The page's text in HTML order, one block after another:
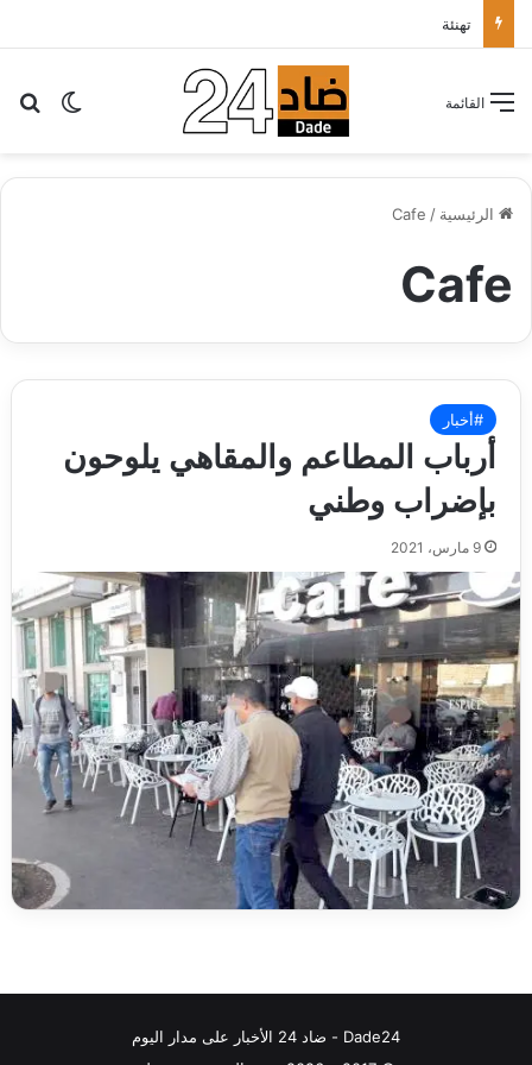
تهنئة
الوضع القائمة
الرئيسية /
Cafe
Cafe
#أخبار
أرباب المطاعم والمقاهي يلوحون
بإضراب وطني
9 مارس، 2021
Dade24 - ضاد 24 الأخبار على مدار اليوم